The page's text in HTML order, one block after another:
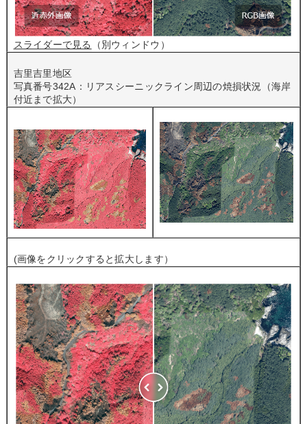
スライダーで見る （別ウィンドウ）
吉里吉里地区
写真番号342A：リアスシーニックライン周辺の焼損状況（海岸
付近まで拡大）
(画像をクリックすると拡大します）